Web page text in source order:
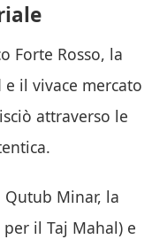
Forte Rosso, la
e il vivace mercato
attraverso le
Minar, la
il Taj Mahal) e